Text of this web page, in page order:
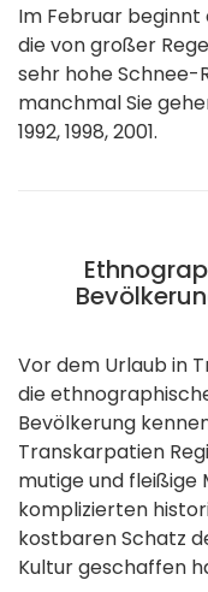
Im Februar beginnt
die von großer
sehr hohe
manchmal Sie
1992, 1998, 2001.
Vor dem Urlaub in
die
Bevölkerung
Transkarpatien
mutige und fleißige
komplizierten
kostbaren Schatz
Kultur geschaffen